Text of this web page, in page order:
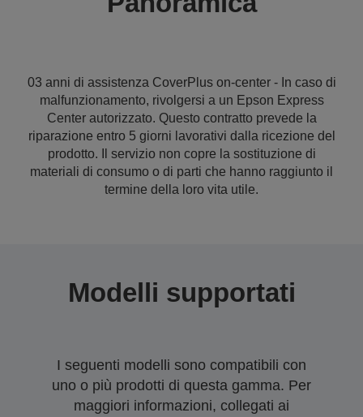
03 anni di assistenza CoverPlus on-center - In caso di
malfunzionamento, rivolgersi a un Epson Express
Center autorizzato. Questo contratto prevede la
riparazione entro 5 giorni lavorativi dalla ricezione del
prodotto. Il servizio non copre la sostituzione di
materiali di consumo o di parti che hanno raggiunto il
termine della loro vita utile.
Modelli supportati
I seguenti modelli sono compatibili con
uno o più prodotti di questa gamma. Per
maggiori informazioni, collegati ai